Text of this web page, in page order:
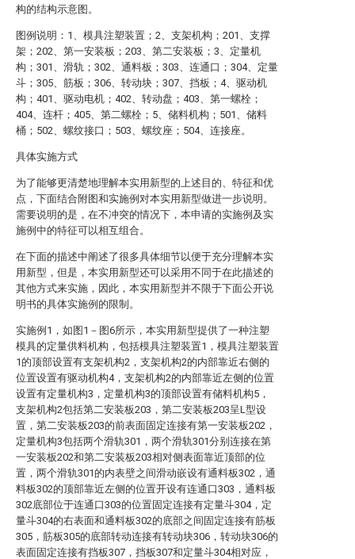
构的结构示意图。
图例说明：1、模具注塑装置；2、支架机构；201、支撑
架；202、第一安装板；203、第二安装板；3、定量机
构；301、滑轨；302、通料板；303、连通口；304、定量
斗；305、筋板；306、转动块；307、挡板；4、驱动机
构；401、驱动电机；402、转动盘；403、第一螺栓；
404、连杆；405、第二螺栓；5、储料机构；501、储料
桶；502、螺纹接口；503、螺纹座；504、连接座。
具体实施方式
为了能够更清楚地理解本实用新型的上述目的、特征和优
点，下面结合附图和实施例对本实用新型做进一步说明。
需要说明的是，在不冲突的情况下，本申请的实施例及实
施例中的特征可以相互组合。
在下面的描述中阐述了很多具体细节以便于充分理解本实
用新型，但是，本实用新型还可以采用不同于在此描述的
其他方式来实施，因此，本实用新型并不限于下面公开说
明书的具体实施例的限制。
实施例1，如图1－图6所示，本实用新型提供了一种注塑
模具的定量供料机构，包括模具注塑装置1，模具注塑装置
1的顶部设置有支架机构2，支架机构2的内部靠近右侧的
位置设置有驱动机构4，支架机构2的内部靠近左侧的位置
设置有定量机构3，定量机构3的顶部设置有储料机构5，
支架机构2包括第二安装板203，第二安装板203呈L型设
置，第二安装板203的前表面固定连接有第一安装板202，
定量机构3包括两个滑轨301，两个滑轨301分别连接在第
一安装板202和第二安装板203相对侧表面靠近顶部的位
置，两个滑轨301的内表壁之间滑动嵌设有通料板302，通
料板302的顶部靠近左侧的位置开设有连通口303，通料板
302底部位于连通口303的位置固定连接有定量斗304，定
量斗304的右表面和通料板302的底部之间固定连接有筋板
305，筋板305的底部转动连接有转动块306，转动块306的
表面固定连接有挡板307，挡板307和定量斗304相对应，